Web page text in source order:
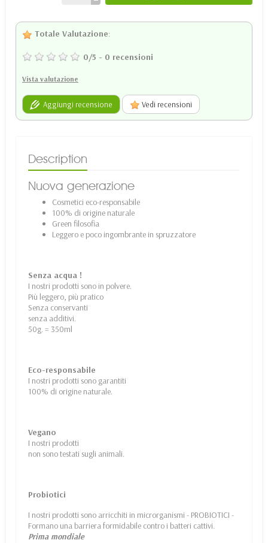
Totale Valutazione:
0/5 - 0 recensioni
Vista valutazione
Aggiungi recensione Vedi recensioni
Description
Nuova generazione
Cosmetici eco-responsabile
100% di origine naturale
Green filosofia
Leggero e poco ingombrante in spruzzatore
Senza acqua !
I nostri prodotti sono in polvere.
Più leggero, più pratico
Senza conservanti
senza additivi.
50g. = 350ml
Eco-responsabile
I nostri prodotti sono garantiti
100% di origine naturale.
Vegano
I nostri prodotti
non sono testati sugli animali.
Probiotici
I nostri prodotti sono arricchiti in microrganismi - PROBIOTICI -
Formano una barriera formidabile contro i batteri cattivi.
Prima mondiale